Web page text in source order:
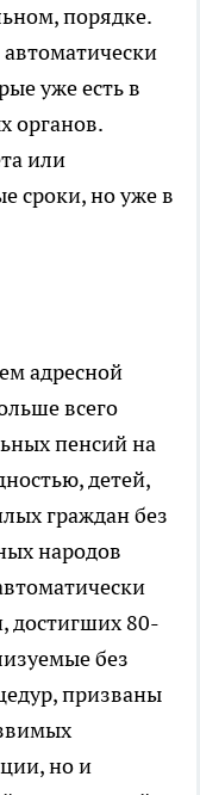
порядке.
уже есть в
органов.
или
сроки, но уже в
адресной
всего
пенсий на
детей,
граждан без
народов
достигших 80-
без
призваны
но и